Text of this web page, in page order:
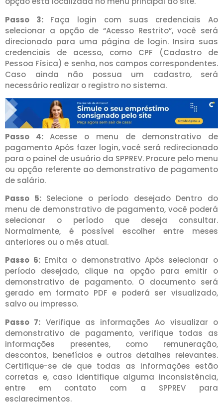
Passo 3:Faça login com suas credenciais Ao
selecionar a opção de “Acesso Restrito”, você será
direcionado para uma página de login. Insira suas
credenciais de acesso, como CPF (Cadastro de
Pessoa Física) e senha, nos campos correspondentes.
Caso ainda não possua um cadastro, será
necessário realizar o registro no sistema.
Passo 4:Acesse o menu de demonstrativo de
pagamento Após fazer login, você será redirecionado
para o painel de usuário da SPPREV. Procure pelo menu
ou opção referente ao demonstrativo de pagamento
de salário.
Passo 5:Selecione o período desejado Dentro do
menu de demonstrativo de pagamento, você poderá
selecionar o período que deseja consultar.
Normalmente, é possível escolher entre meses
anteriores ou o mês atual.
Passo 6:Emita o demonstrativo Após selecionar o
período desejado, clique na opção para emitir o
demonstrativo de pagamento. O documento será
gerado em formato PDF e poderá ser visualizado,
salvo ou impresso.
Passo 7: Verifique as informações Ao visualizar o
demonstrativo de pagamento, verifique todas as
informações presentes, como remuneração,
descontos, benefícios e outros detalhes relevantes.
Certifique-se de que todas as informações estão
corretas e, caso identifique alguma inconsistência,
entre em contato com a SPPREV para
esclarecimentos.